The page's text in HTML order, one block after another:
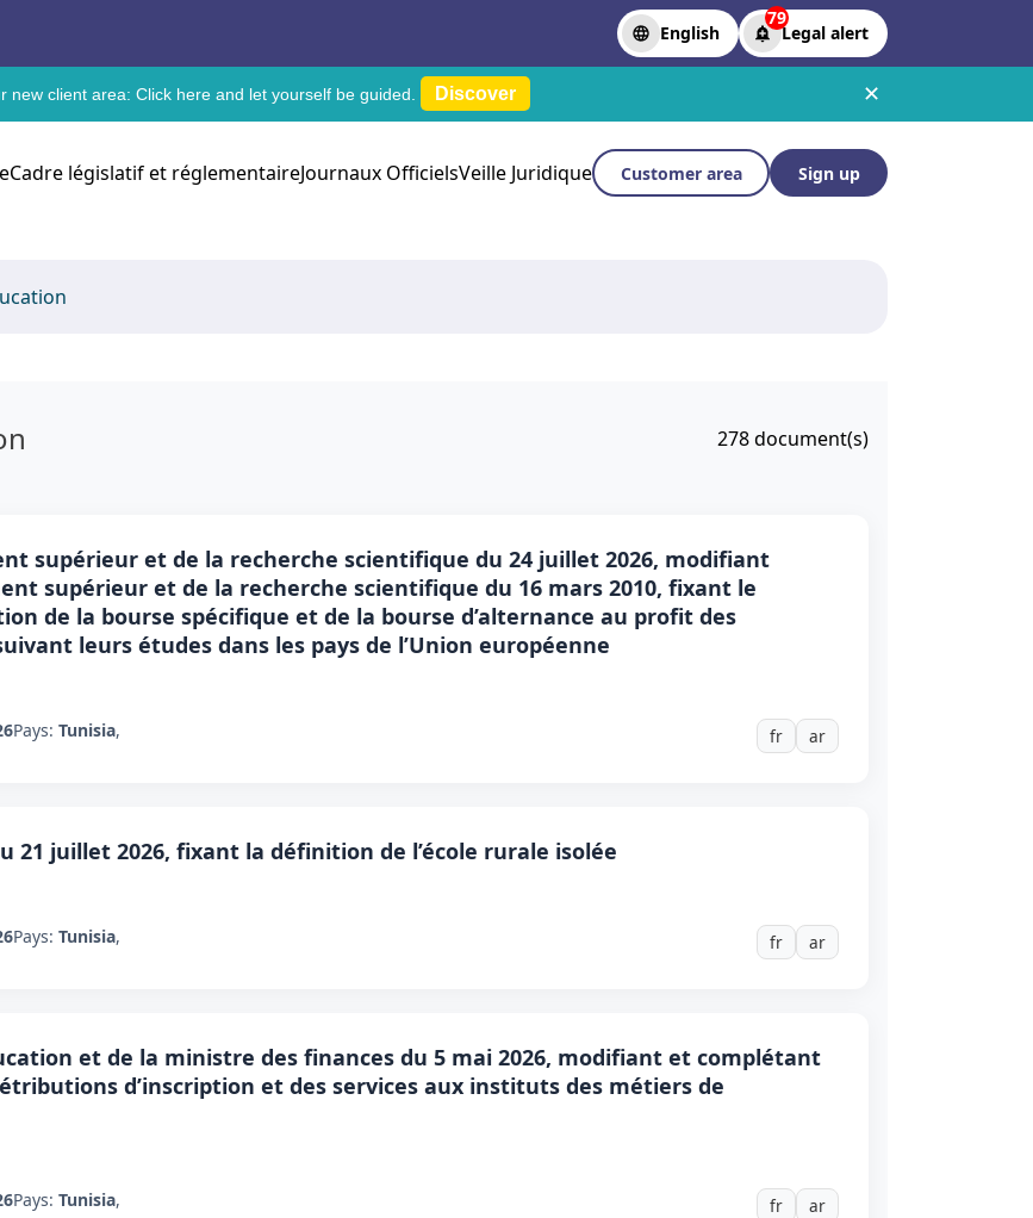
English
79
Legal alert
new client area: Click here and let yourself be guided. Discover ✕
Cadre législatif et réglementaireJournaux OfficielsVeille Juridique Customer area Sign up
278document(s)
supérieur et de la recherche scientifique du 24 juillet 2026, modifiant
supérieur et de la recherche scientifique du 16 mars 2010, fixant le
de la bourse spécifique et de la bourse d’alternance au profit des
leurs études dans les pays de l’Union européenne
Pays: Tunisia, fr ar
juillet 2026, fixant la définition de l’école rurale isolée
Pays: Tunisia, fr ar
et de la ministre des finances du 5 mai 2026, modifiant et complétant
d’inscription et des services aux instituts des métiers de
Pays: Tunisia, fr ar